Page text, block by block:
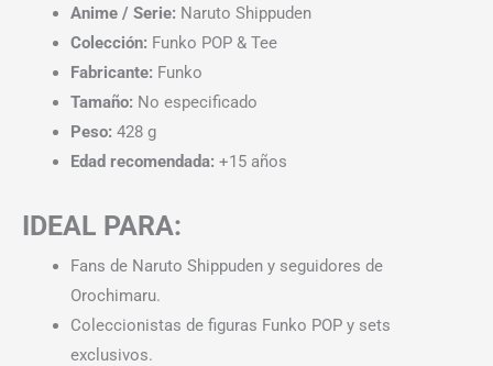
Anime / Serie: Naruto Shippuden
Colección: Funko POP & Tee
Fabricante: Funko
Tamaño: No especificado
Peso: 428 g
Edad recomendada: +15 años
IDEAL PARA:
Fans de Naruto Shippuden y seguidores de
Orochimaru.
Coleccionistas de figuras Funko POP y sets
exclusivos.